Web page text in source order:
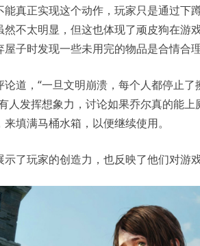
能真正实现这个动作，玩家只是通过下
不太明显，但这也体现了顽皮狗在游
子时发现一些未用完的物品是合情合理
道，“一旦文明崩溃，每个人都停止
人发挥想象力，讨论如果乔尔真的能
填满马桶水箱，以便继续使用。
了玩家的创造力，也反映了他们对游